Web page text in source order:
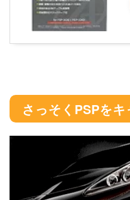
さっそくPSPを